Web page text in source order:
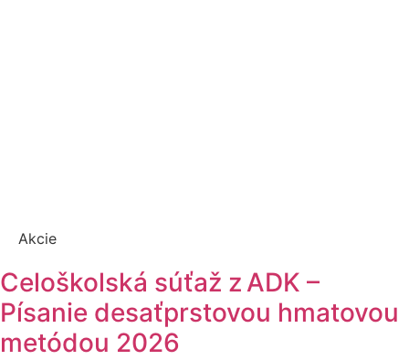
Akcie
Celoškolská súťaž z ADK –
Písanie desaťprstovou hmatovou
metódou 2026